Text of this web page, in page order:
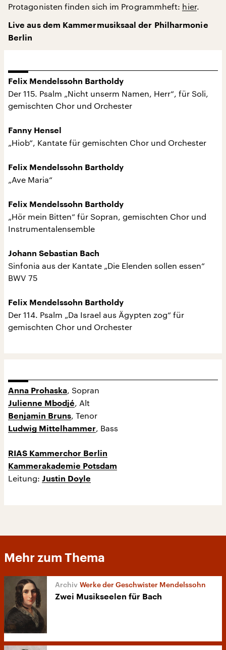
Protagonisten finden sich im Programmheft: hier.
Live aus dem Kammermusiksaal der Philharmonie
Berlin
Felix Mendelssohn Bartholdy
Der 115. Psalm „Nicht unserm Namen, Herr“, für Soli,
gemischten Chor und Orchester
Fanny Hensel
„Hiob“, Kantate für gemischten Chor und Orchester
Felix Mendelssohn Bartholdy
„Ave Maria“
Felix Mendelssohn Bartholdy
„Hör mein Bitten“ für Sopran, gemischten Chor und
Instrumentalensemble
Johann Sebastian Bach
Sinfonia aus der Kantate „Die Elenden sollen essen“
BWV 75
Felix Mendelssohn Bartholdy
Der 114. Psalm „Da Israel aus Ägypten zog“ für
gemischten Chor und Orchester
Anna Prohaska, Sopran
Julienne Mbodjé, Alt
Benjamin Bruns, Tenor
Ludwig Mittelhammer, Bass
RIAS Kammerchor Berlin
Kammerakademie Potsdam
Leitung: Justin Doyle
Mehr zum Thema
Werke der Geschwister Mendelssohn
Zwei Musikseelen für Bach